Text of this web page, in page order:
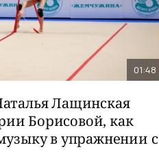
01:48
Лащинская
Борисовой, как
в упражнении с